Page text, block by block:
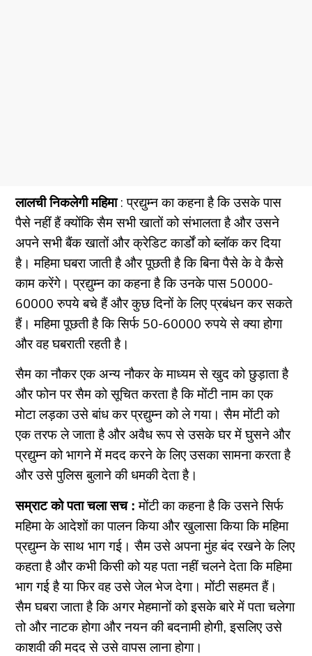
लालची निकलेगी महिमा: प्रद्युम्न का कहना है कि उसके पास
पैसे नहीं हैं क्योंकि सैम सभी खातों को संभालता है और उसने
अपने सभी बैंक खातों और क्रेडिट कार्डों को ब्लॉक कर दिया
है। महिमा घबरा जाती है और पूछती है कि बिना पैसे के वे कैसे
काम करेंगे। प्रद्युम्न का कहना है कि उनके पास 50000-
60000 रुपये बचे हैं औरकुछदिनों के लिए प्रबंधन कर सकते
हैं। महिमा पूछती है कि सिर्फ 50-60000 रुपये से क्या होगा
और वह घबराती रहती है।
सैम का नौकर एक अन्य नौकर के माध्यम से खुद को छुड़ाता है
और फोन पर सैम को सूचित करता है कि मोंटी नाम का एक
मोटा लड़का उसे बांध कर प्रद्युम्न को ले गया। सैम मोंटी को
एक तरफ ले जाता है और अवैध रूप से उसके घर में घुसने और
प्रद्युम्न को भागने में मदद करने के लिए उसका सामना करता है
और उसे पुलिस बुलाने की धमकी देता है।
सम्राट को पता चला सच : मोंटी का कहना है कि उसने सिर्फ
महिमा के आदेशों का पालन किया और खुलासा किया कि महिमा
प्रद्युम्न के साथ भाग गई। सैम उसे अपना मुंह बंद रखने के लिए
कहता है और कभी किसी को यह पता नहीं चलने देता कि महिमा
भाग गई है या फिर वह उसे जेल भेज देगा। मोंटी सहमत हैं।
सैम घबरा जाता है कि अगर मेहमानों को इसके बारे में पता चलेगा
तो और नाटक होगा और नयन की बदनामी होगी, इसलिए उसे
काशवी की मदद से उसे वापस लाना होगा।